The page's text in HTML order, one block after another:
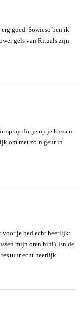
goed. Sowieso ben ik
gels van Rituals zijn
spray die je op je kussen
om met zo’n geur in
voor je bed echt heerlijk:
mijn oren hihi). En de
textuur echt heerlijk.